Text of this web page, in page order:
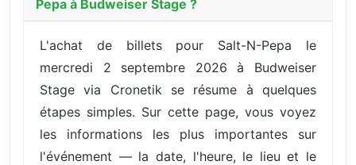
Pepa à Budweiser Stage ?
L'achat de billets pour Salt-N-Pepa le
mercredi 2 septembre 2026 à Budweiser
Stage via Cronetik se résume à quelques
étapes simples. Sur cette page, vous voyez
les informations les plus importantes sur
l'événement — la date, l'heure, le lieu et le